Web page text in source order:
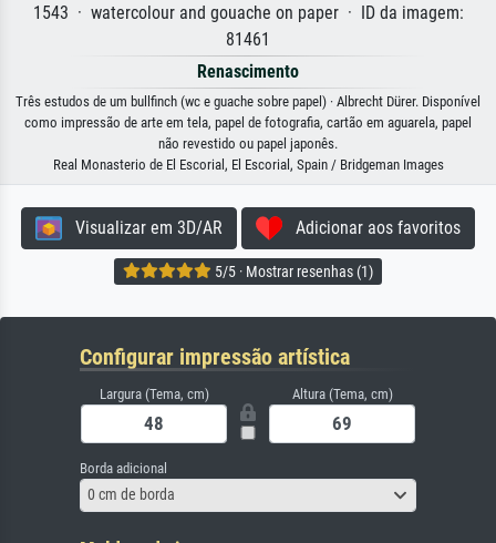
1543 · watercolour and gouache on paper · ID da imagem:
81461
Renascimento
Três estudos de um bullfinch (wc e guache sobre papel) · Albrecht Dürer. Disponível
como impressão de arte em tela, papel de fotografia, cartão em aguarela, papel
não revestido ou papel japonês.
Real Monasterio de El Escorial, El Escorial, Spain / Bridgeman Images
Visualizar em 3D/AR Adicionar aos favoritos
5/5 · Mostrar resenhas (1)
Configurar impressão artística
Largura (Tema, cm) Altura (Tema, cm)
Borda adicional
0 cm de borda